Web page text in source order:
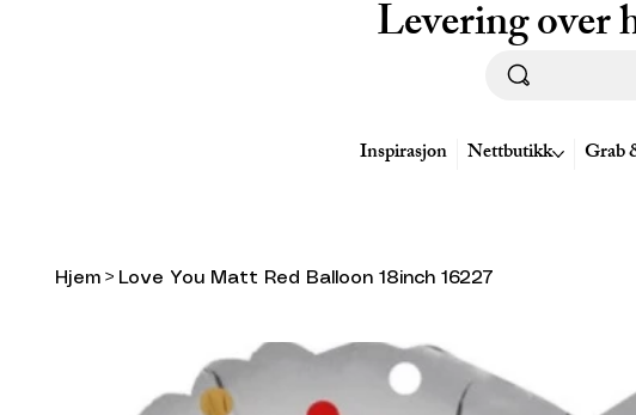
Levering over
Inspirasjon Nettbutikk Grab
Hjem > Love You Matt Red Balloon 18inch 16227